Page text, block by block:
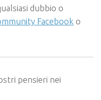
dubbio o
Facebook o
pensieri nei